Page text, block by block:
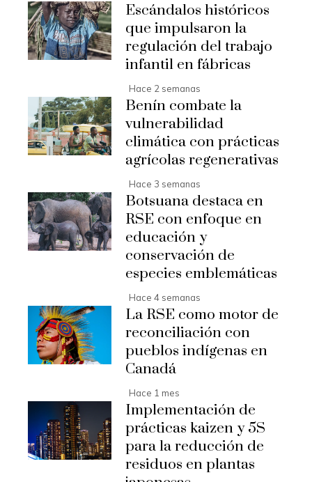
Escándalos históricos
que impulsaron la
regulación del trabajo
infantil en fábricas
Hace 2 semanas
Benín combate la
vulnerabilidad
climática con prácticas
agrícolas regenerativas
Hace 3 semanas
Botsuana destaca en
RSE con enfoque en
educación y
conservación de
especies emblemáticas
Hace 4 semanas
La RSE como motor de
reconciliación con
pueblos indígenas en
Canadá
Hace 1 mes
Implementación de
prácticas kaizen y 5S
para la reducción de
residuos en plantas